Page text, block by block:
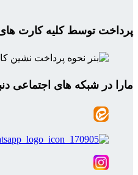
پرداخت توسط کلیه کارت
مارا در شبکه های اجتماعی